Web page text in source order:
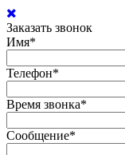
Заказать звонок
Имя*
Телефон*
Время звонка*
Сообщение*